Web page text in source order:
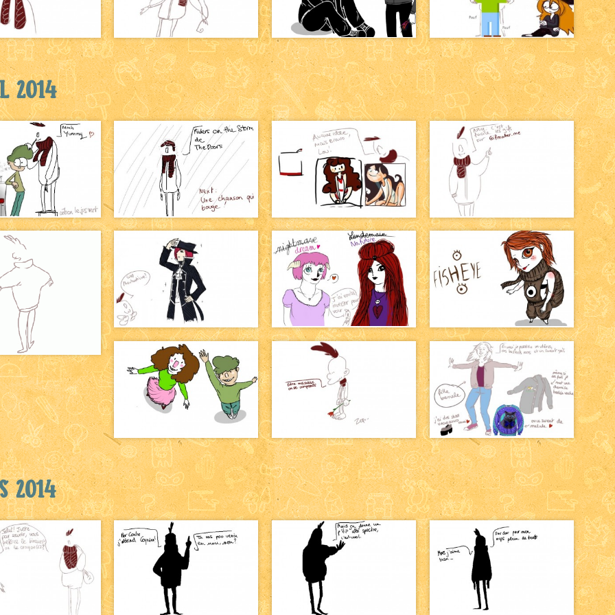
2014
2014